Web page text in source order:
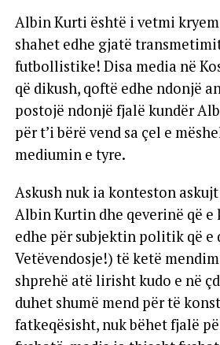
Albin Kurti është i vetmi
shahet edhe gjatë
futbollistike! Disa media në
që dikush, qoftë edhe ndonjë
postojë ndonjë fjalë kundër
për t’i bërë vend sa çel e
mediumin e tyre.
Askush nuk ia konteston
Albin Kurtin dhe qeverinë që e
edhe për subjektin politik që e
Vetëvendosje!) të ketë
shprehë atë lirisht kudo e në
duhet shumë mend për të
fatkeqësisht, nuk bëhet fjalë